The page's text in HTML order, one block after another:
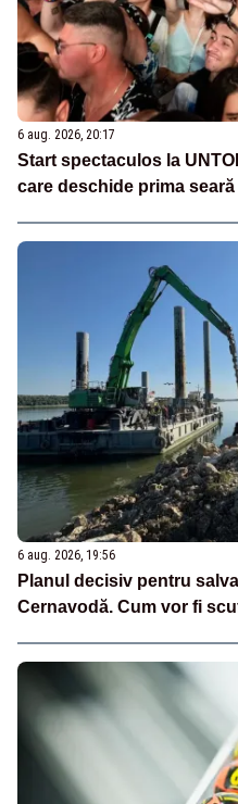
6 aug. 2026, 20:17
Start spectaculos la
care deschide prima seară
6 aug. 2026, 19:56
Planul decisiv pentru
Cernavodă. Cum vor fi